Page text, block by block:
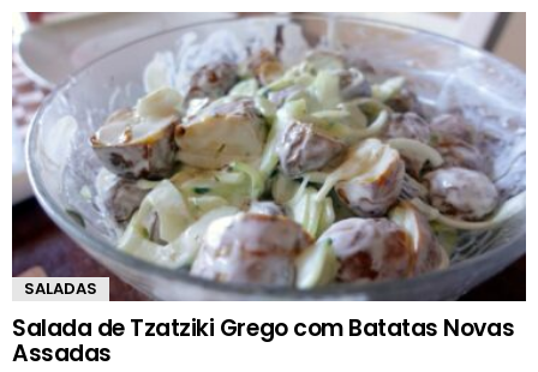
SALADAS
Salada de Tzatziki Grego com Batatas Novas
Assadas